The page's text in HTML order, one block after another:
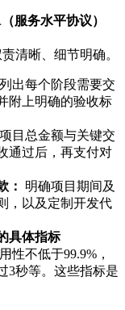
服务水平协议）
清晰、细节明确。
出每个阶段需要交
附上明确的验收标
目总金额与关键交
通过后，再支付对
：
明确项目期间及
，以及定制开发代
具体指标
性不低于99.9%，
3秒等。这些指标是